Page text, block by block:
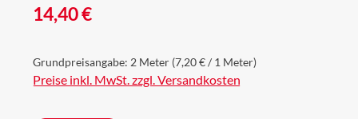
Regulärer Preis:
14,40 €
Grundpreisangabe: 2 Meter (7,20 € / 1 Meter)
Preise inkl. MwSt. zzgl. Versandkosten